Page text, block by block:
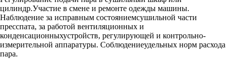
цилиндр.Участие в смене и ремонте одежды машины.
Наблюдение за исправным состояниемсушильной части
пресспата, за работой вентиляционных и
конденсационныхустройств, регулирующей и контрольно-
измерительной аппаратуры. Соблюдениеудельных норм расхода
пара.